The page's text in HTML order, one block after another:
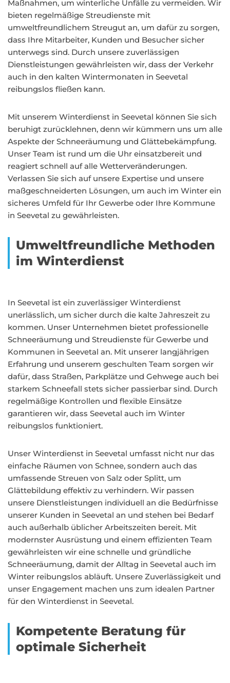
Maßnahmen, um winterliche Unfälle zu vermeiden. Wir
bieten regelmäßige Streudienste mit
umweltfreundlichem Streugut an, um dafür zu sorgen,
dass Ihre Mitarbeiter, Kunden und Besucher sicher
unterwegs sind. Durch unsere zuverlässigen
Dienstleistungen gewährleisten wir, dass der Verkehr
auch in den kalten Wintermonaten in Seevetal
reibungslos fließen kann.
Mit unserem Winterdienst in Seevetal können Sie sich
beruhigt zurücklehnen, denn wir kümmern uns um alle
Aspekte der Schneeräumung und Glättebekämpfung.
Unser Team ist rund um die Uhr einsatzbereit und
reagiert schnell auf alle Wetterveränderungen.
Verlassen Sie sich auf unsere Expertise und unsere
maßgeschneiderten Lösungen, um auch im Winter ein
sicheres Umfeld für Ihr Gewerbe oder Ihre Kommune
in Seevetal zu gewährleisten.
Umweltfreundliche Methoden
im Winterdienst
In Seevetal ist ein zuverlässiger Winterdienst
unerlässlich, um sicher durch die kalte Jahreszeit zu
kommen. Unser Unternehmen bietet professionelle
Schneeräumung und Streudienste für Gewerbe und
Kommunen in Seevetal an. Mit unserer langjährigen
Erfahrung und unserem geschulten Team sorgen wir
dafür, dass Straßen, Parkplätze und Gehwege auch bei
starkem Schneefall stets sicher passierbar sind. Durch
regelmäßige Kontrollen und flexible Einsätze
garantieren wir, dass Seevetal auch im Winter
reibungslos funktioniert.
Unser Winterdienst in Seevetal umfasst nicht nur das
einfache Räumen von Schnee, sondern auch das
umfassende Streuen von Salz oder Splitt, um
Glättebildung effektiv zu verhindern. Wir passen
unsere Dienstleistungen individuell an die Bedürfnisse
unserer Kunden in Seevetal an und stehen bei Bedarf
auch außerhalb üblicher Arbeitszeiten bereit. Mit
modernster Ausrüstung und einem effizienten Team
gewährleisten wir eine schnelle und gründliche
Schneeräumung, damit der Alltag in Seevetal auch im
Winter reibungslos abläuft. Unsere Zuverlässigkeit und
unser Engagement machen uns zum idealen Partner
für den Winterdienst in Seevetal.
Kompetente Beratung für
optimale Sicherheit